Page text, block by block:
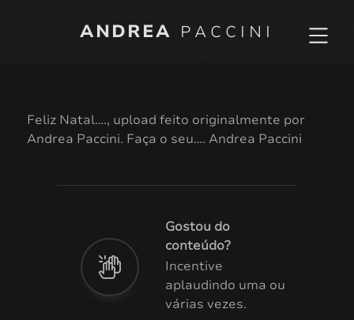
ANDREA PACCINI
Feliz Natal…., upload feito originalmente por
Andrea Paccini. Faça o seu…. Andrea Paccini
Gostou do
conteúdo?
Incentive
aplaudindo uma ou
várias vezes.